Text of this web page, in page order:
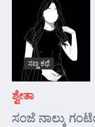
ಸಣ್ಣ ಕಥೆ
ಶ್ವೇತಾ
ಸಂಜೆ ನಾಲ್ಕು